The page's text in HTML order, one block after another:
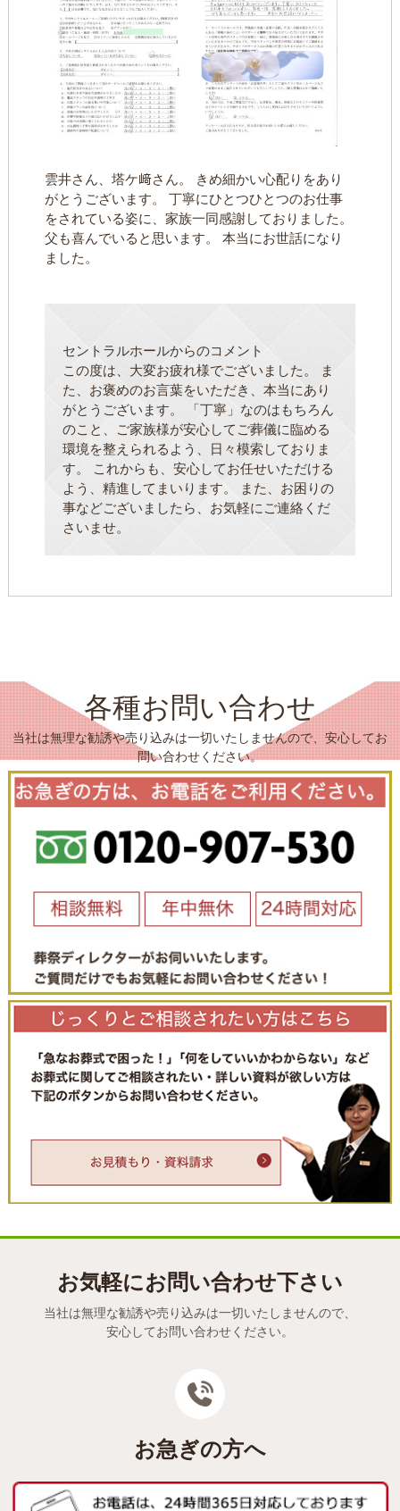
雲井さん、塔ケ﨑さん。 きめ細かい心配りをあり
がとうございます。 丁寧にひとつひとつのお仕事
をされている姿に、家族一同感謝しておりました。
父も喜んでいると思います。 本当にお世話になり
ました。
セントラルホールからのコメント
この度は、大変お疲れ様でございました。 ま
た、お褒めのお言葉をいただき、本当にあり
がとうございます。 「丁寧」なのはもちろん
のこと、ご家族様が安心してご葬儀に臨める
環境を整えられるよう、日々模索しておりま
す。 これからも、安心してお任せいただける
よう、精進してまいります。 また、お困りの
事などございましたら、お気軽にご連絡くだ
さいませ。
各種お問い合わせ
当社は無理な勧誘や売り込みは一切いたしませんので、安心してお
問い合わせください。
お気軽にお問い合わせ下さい
当社は無理な勧誘や売り込みは一切いたしませんので、
安心してお問い合わせください。
お急ぎの方へ